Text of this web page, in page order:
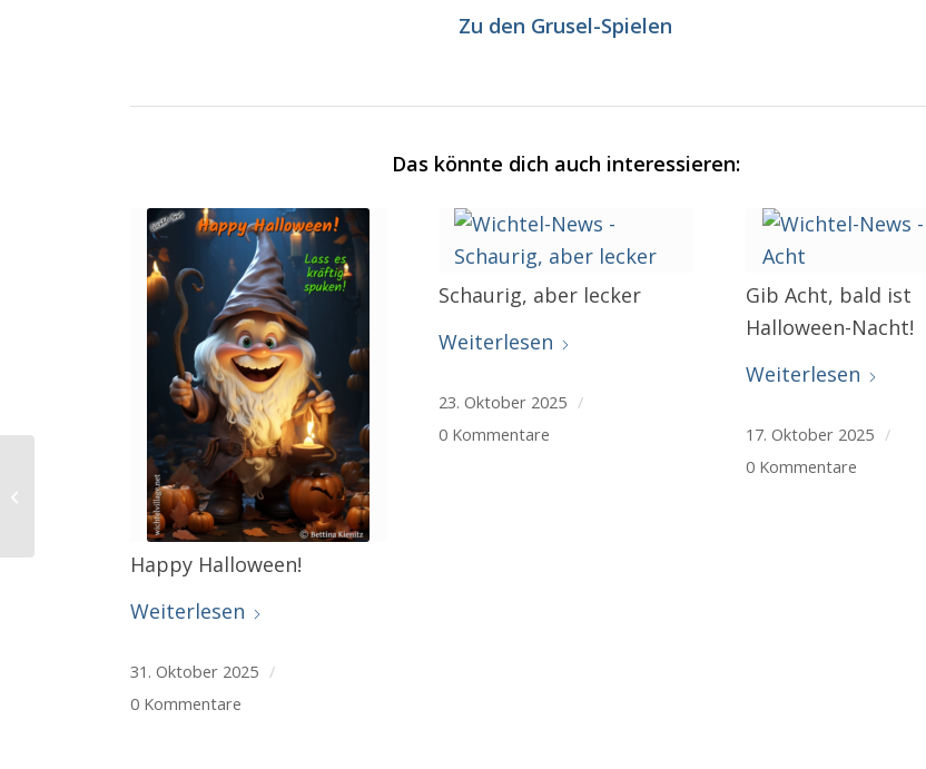
Zu den Grusel-Spielen
Das könnte dich auch interessieren:
Happy Halloween!
Weiterlesen
31. Oktober 2025 /
0 Kommentare
Schaurig, aber lecker
Weiterlesen
23. Oktober 2025 /
0 Kommentare
Gib Acht, bald ist
Halloween-Nacht!
Weiterlesen
17. Oktober 2025 /
0 Kommentare
English Lesson – 45